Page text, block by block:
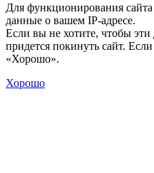
Для функционирования
данные о вашем IP-адресе.
Если вы не хотите, чтобы
придется покинуть сайт.
«Хорошо».
Хорошо